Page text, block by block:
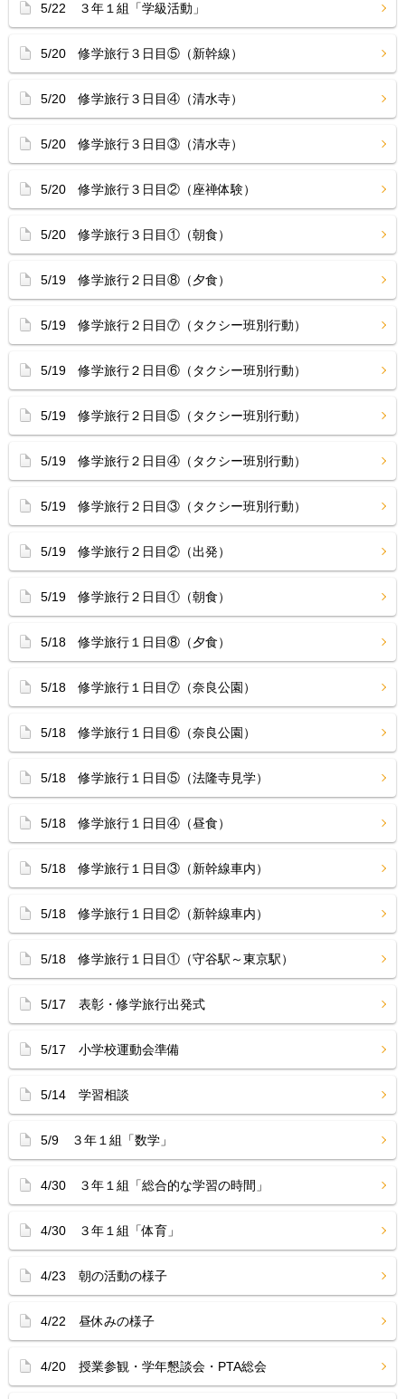
5/22 ３年１組「学級活動」
5/20 修学旅行３日目⑤（新幹線）
5/20 修学旅行３日目④（清水寺）
5/20 修学旅行３日目③（清水寺）
5/20 修学旅行３日目②（座禅体験）
5/20 修学旅行３日目①（朝食）
5/19 修学旅行２日目⑧（夕食）
5/19 修学旅行２日目⑦（タクシー班別行動）
5/19 修学旅行２日目⑥（タクシー班別行動）
5/19 修学旅行２日目⑤（タクシー班別行動）
5/19 修学旅行２日目④（タクシー班別行動）
5/19 修学旅行２日目③（タクシー班別行動）
5/19 修学旅行２日目②（出発）
5/19 修学旅行２日目①（朝食）
5/18 修学旅行１日目⑧（夕食）
5/18 修学旅行１日目⑦（奈良公園）
5/18 修学旅行１日目⑥（奈良公園）
5/18 修学旅行１日目⑤（法隆寺見学）
5/18 修学旅行１日目④（昼食）
5/18 修学旅行１日目③（新幹線車内）
5/18 修学旅行１日目②（新幹線車内）
5/18 修学旅行１日目①（守谷駅～東京駅）
5/17 表彰・修学旅行出発式
5/17 小学校運動会準備
5/14 学習相談
5/9 ３年１組「数学」
4/30 ３年１組「総合的な学習の時間」
4/30 ３年１組「体育」
4/23 朝の活動の様子
4/22 昼休みの様子
4/20 授業参観・学年懇談会・PTA総会